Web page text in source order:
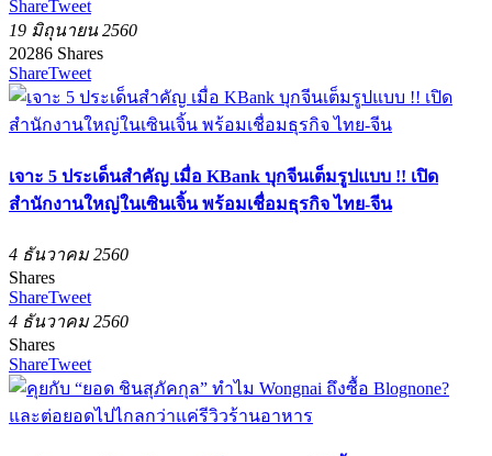
ShareTweet
19 มิถุนายน 2560
20286 Shares
ShareTweet
เจาะ 5 ประเด็นสำคัญ เมื่อ KBank บุกจีนเต็มรูปแบบ !! เปิด
สำนักงานใหญ่ในเซินเจิ้น พร้อมเชื่อมธุรกิจ ไทย-จีน
4 ธันวาคม 2560
Shares
ShareTweet
4 ธันวาคม 2560
Shares
ShareTweet